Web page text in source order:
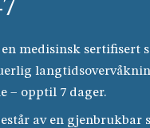
en medisinsk sertifisert
– opptil 7 dager.
av en gjenbrukbar